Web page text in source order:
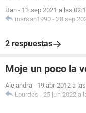
Dan - 13 sep 2021 a las
marsan1990 - 28 sep
2 respuestas
Moje un poco la
Alejandra - 19 abr 2012 a
Lourdes - 25 jun 2022 a